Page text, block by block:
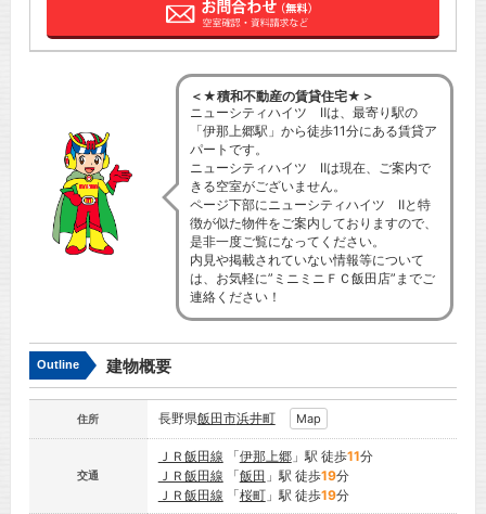
＜★積和不動産の賃貸住宅★＞
ニューシティハイツ Ⅱは、最寄り駅の
「伊那上郷駅」から徒歩11分にある賃貸ア
パートです。
ニューシティハイツ Ⅱは現在、ご案内で
きる空室がございません。
ページ下部にニューシティハイツ Ⅱと特
徴が似た物件をご案内しておりますので、
是非一度ご覧になってください。
内見や掲載されていない情報等について
は、お気軽に”ミニミニＦＣ飯田店”までご
連絡ください！
Outline 建物概要
住所 長野県飯田市浜井町 Map
交通
ＪＲ飯田線 「伊那上郷」駅 徒歩11分
ＪＲ飯田線 「飯田 」駅 徒歩19分
ＪＲ飯田線 「桜町」駅 徒歩19分